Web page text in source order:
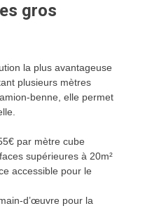
gros
la plus avantageuse
plusieurs mètres
benne, elle permet
par mètre cube
supérieures à 20m²
accessible pour le
d’œuvre pour la